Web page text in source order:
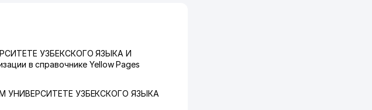
УЗБЕКСКОГО ЯЗЫКА И
в справочнике Yellow Pages
УЗБЕКСКОГО ЯЗЫКА